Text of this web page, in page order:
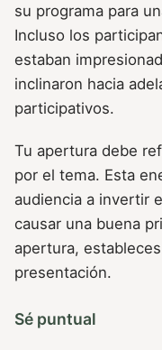
su programa para
Incluso los
estaban
inclinaron hacia
participativos.
Tu apertura debe
por el tema. Esta
audiencia a invertir
causar una buena
apertura,
presentación.
Sé puntual